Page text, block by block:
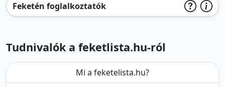
Feketén foglalkoztatók
Tudnivalók a feketlista.hu-ról
Mi a feketelista.hu?